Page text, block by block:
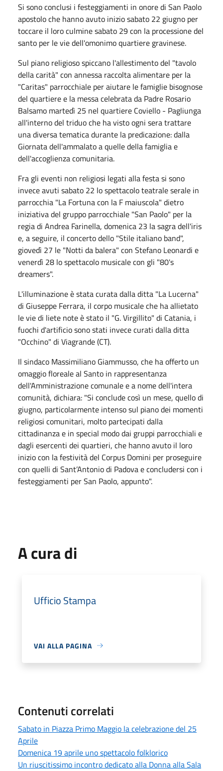
Si sono conclusi i festeggiamenti in onore di San Paolo
apostolo che hanno avuto inizio sabato 22 giugno per
toccare il loro culmine sabato 29 con la processione del
santo per le vie dell'omonimo quartiere gravinese.
Sul piano religioso spiccano l'allestimento del "tavolo
della carità" con annessa raccolta alimentare per la
"Caritas" parrocchiale per aiutare le famiglie bisognose
del quartiere e la messa celebrata da Padre Rosario
Balsamo martedì 25 nel quartiere Coviello - Pagliunga
all'interno del triduo che ha visto ogni sera trattare
una diversa tematica durante la predicazione: dalla
Giornata dell'ammalato a quelle della famiglia e
dell'accoglienza comunitaria.
Fra gli eventi non religiosi legati alla festa si sono
invece avuti sabato 22 lo spettacolo teatrale serale in
parrocchia "La Fortuna con la F maiuscola" dietro
iniziativa del gruppo parrocchiale "San Paolo" per la
regia di Andrea Farinella, domenica 23 la sagra dell'iris
e, a seguire, il concerto dello "Stile italiano band",
giovedì 27 le "Notti da balera" con Stefano Leonardi e
venerdì 28 lo spettacolo musicale con gli "80's
dreamers".
L'illuminazione è stata curata dalla ditta "La Lucerna"
di Giuseppe Ferrara, il corpo musicale che ha allietato
le vie di liete note è stato il "G. Virgillito" di Catania, i
fuochi d'artificio sono stati invece curati dalla ditta
"Occhino" di Viagrande (CT).
Il sindaco Massimiliano Giammusso, che ha offerto un
omaggio floreale al Santo in rappresentanza
dell'Amministrazione comunale e a nome dell'intera
comunità, dichiara: "Si conclude così un mese, quello di
giugno, particolarmente intenso sul piano dei momenti
religiosi comunitari, molto partecipati dalla
cittadinanza e in special modo dai gruppi parrocchiali e
dagli esercenti dei quartieri, che hanno avuto il loro
inizio con la festività del Corpus Domini per proseguire
con quelli di Sant’Antonio di Padova e concludersi con i
festeggiamenti per San Paolo, appunto".
A cura di
Ufficio Stampa
VAI ALLA PAGINA
Contenuti correlati
Sabato in Piazza Primo Maggio la celebrazione del 25
Aprile
Domenica 19 aprile uno spettacolo folklorico
Un riuscitissimo incontro dedicato alla Donna alla Sala